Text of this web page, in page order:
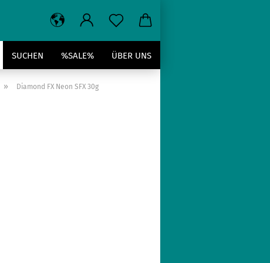
SUCHEN %SALE% ÜBER UNS
» Diamond FX Neon SFX 30g